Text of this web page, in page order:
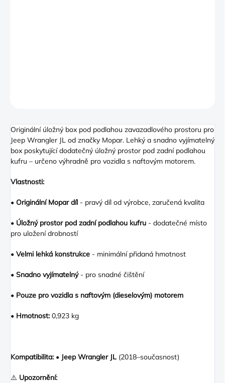
Originální úložný box pod podlahou zavazadlového prostoru pro
Jeep Wrangler JL od značky Mopar. Lehký a snadno vyjímatelný
box poskytující dodatečný úložný prostor pod zadní podlahou
kufru – určeno výhradně pro vozidla s naftovým motorem.
Vlastnosti:
• Originální Mopar díl - pravý díl od výrobce, zaručená kvalita
• Úložný prostor pod zadní podlahou kufru - dodatečné místo
pro uložení drobností
• Velmi lehká konstrukce - minimální přidaná hmotnost
• Snadno vyjímatelný- pro snadné čištění
• Pouze pro vozidla s naftovým (dieselovým) motorem
• Hmotnost: 0,923 kg
Kompatibilita: • Jeep Wrangler JL (2018–současnost)
⚠️ Upozornění: